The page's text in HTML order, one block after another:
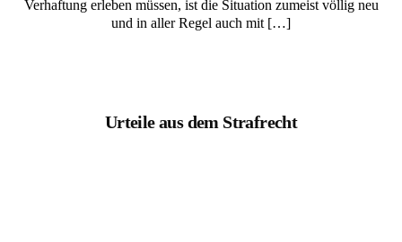
Verhaftung erleben müssen, ist die Situation zumeist völlig neu
und in aller Regel auch mit […]
Urteile aus dem Strafrecht